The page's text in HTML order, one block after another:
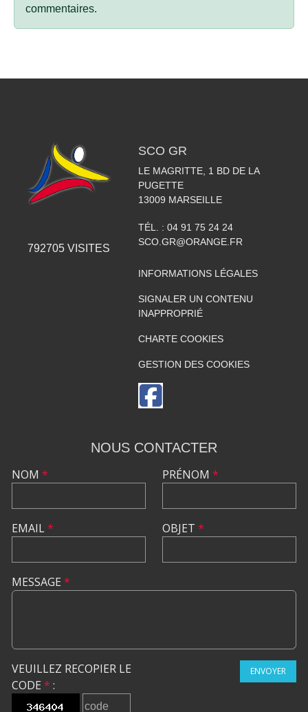
commentaires.
792705 VISITES
SCO GR
LE MAGRITTE, 1 BD DE LA
PUGETTE
13009 MARSEILLE
TÉL. : 04 91 75 24 24
SCO.GR@ORANGE.FR
INFORMATIONS LÉGALES
SIGNALER UN CONTENU
INAPPROPRIÉ
CHARTE COOKIES
GESTION DES COOKIES
NOUS CONTACTER
NOM *
EMAIL*
PRÉNOM *
OBJET *
MESSAGE *
VEUILLEZ RECOPIER LE
CODE * :
ENVOYER